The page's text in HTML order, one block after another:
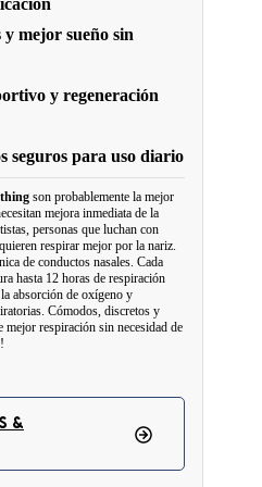
mejor sueño sin
y regeneración
seguros para uso diario
son probablemente la mejor
mejora inmediata de la
personas que luchan con
respirar mejor por la nariz.
de conductos nasales. Cada
hasta 12 horas de respiración
absorción de oxígeno y
Cómodos, discretos y
mejor respiración sin necesidad de
mucho más que un simple
Se trata de una solución avanzada
las vías nasales, permitiendo un
pensado
&